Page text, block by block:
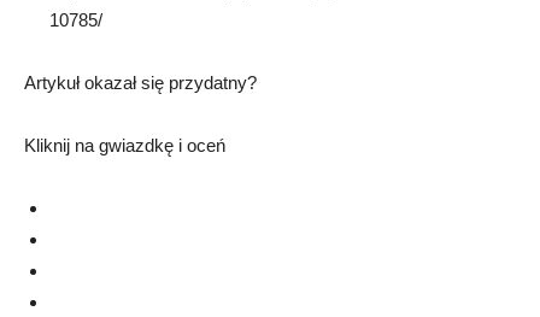
10785/
Artykuł okazał się przydatny?
Kliknij na gwiazdkę i oceń